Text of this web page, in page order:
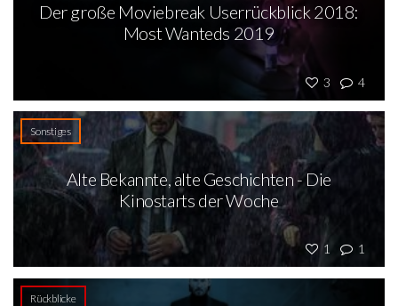
3 4
Der große Moviebreak Userrückblick 2018:
Most Wanteds 2019
Sonstiges
1 1
Alte Bekannte, alte Geschichten - Die
Kinostarts der Woche
Rückblicke